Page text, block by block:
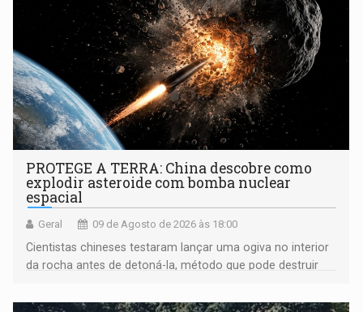
PROTEGE A TERRA: China descobre como
explodir asteroide com bomba nuclear
espacial
Geral 09 de Agosto de 2026 às 18:00
Cientistas chineses testaram lançar uma ogiva no interior
da rocha antes de detoná-la, método que pode destruir